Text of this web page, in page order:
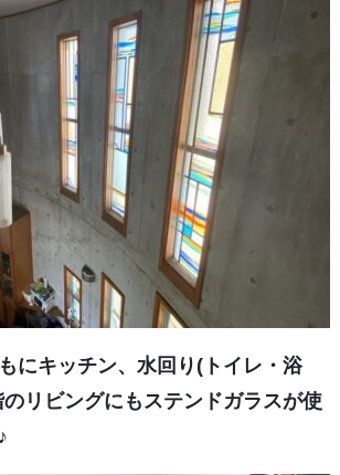
にキッチン、水回り(トイレ・浴
リビングにもステンドガラスが使